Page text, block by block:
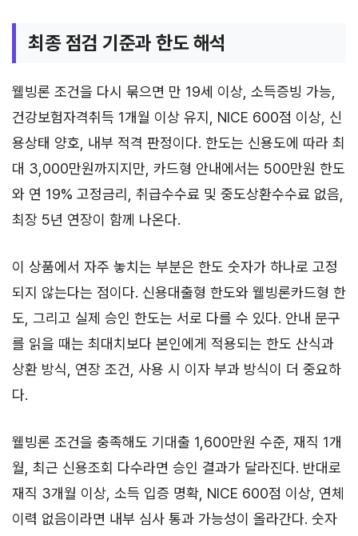
최종 점검 기준과 한도 해석
웰빙론 조건을 다시 묶으면 만 19세 이상, 소득증빙 가능,
건강보험자격취득 1개월 이상 유지, NICE 600점 이상, 신
용상태 양호, 내부 적격 판정이다. 한도는 신용도에 따라 최
대 3,000만원까지지만, 카드형 안내에서는 500만원 한도
와 연 19% 고정금리, 취급수수료 및 중도상환수수료 없음,
최장 5년 연장이 함께 나온다.
이 상품에서 자주 놓치는 부분은 한도 숫자가 하나로 고정
되지 않는다는 점이다. 신용대출형 한도와 웰빙론카드형 한
도, 그리고 실제 승인 한도는 서로 다를 수 있다. 안내 문구
를 읽을 때는 최대치보다 본인에게 적용되는 한도 산식과
상환 방식, 연장 조건, 사용 시 이자 부과 방식이 더 중요하
다.
웰빙론 조건을 충족해도 기대출 1,600만원 수준, 재직 1개
월, 최근 신용조회 다수라면 승인 결과가 달라진다. 반대로
재직 3개월 이상, 소득 입증 명확, NICE 600점 이상, 연체
이력 없음이라면 내부 심사 통과 가능성이 올라간다. 숫자